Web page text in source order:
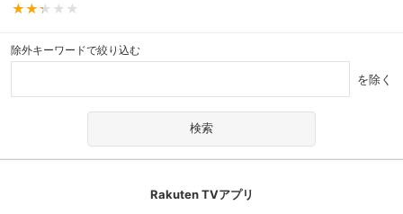
除外キーワードで絞り込む
を除く
Rakuten TVアプリ